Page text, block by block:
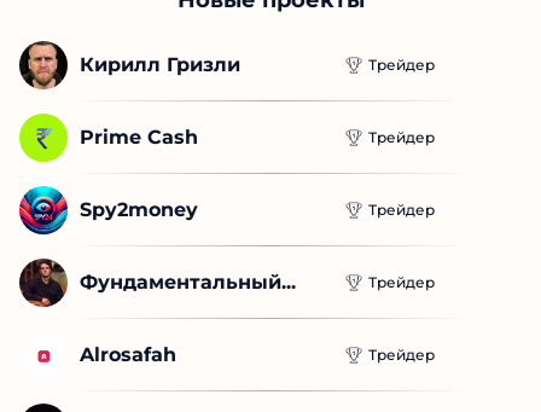
Новые проекты
Кирилл Гризли Трейдер
Prime Cash Трейдер
Spy2money Трейдер
Фундаментальный... Трейдер